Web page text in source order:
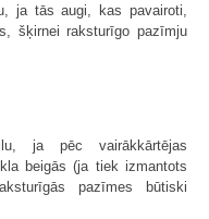
ja tās augi, kas pavairoti,
šķirnei raksturīgo pazīmju
ja pēc vairākkārtējas
beigās (ja tiek izmantots
pazīmes būtiski